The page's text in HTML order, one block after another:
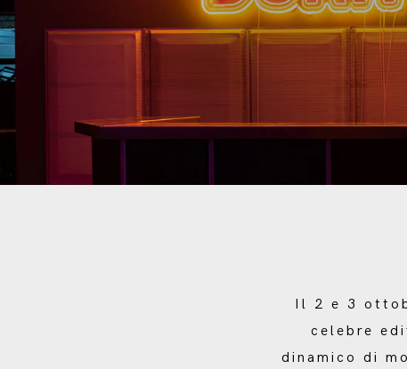
Il 2 e 3
celebre
dinamico di